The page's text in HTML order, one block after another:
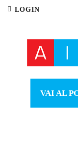
LOGIN
VAI AL